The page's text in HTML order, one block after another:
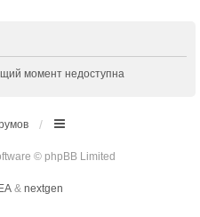
момент недоступна
© phpBB Limited
& nextgen